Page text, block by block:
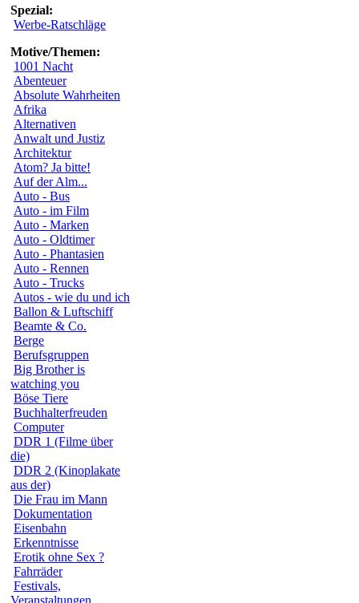
Spezial:
Werbe-Ratschläge
Motive/Themen:
1001 Nacht
Abenteuer
Absolute Wahrheiten
Afrika
Alternativen
Anwalt und Justiz
Architektur
Atom? Ja bitte!
Auf der Alm...
Auto - Bus
Auto - im Film
Auto - Marken
Auto - Oldtimer
Auto - Phantasien
Auto - Rennen
Auto - Trucks
Autos - wie du und ich
Ballon & Luftschiff
Beamte & Co.
Berge
Berufsgruppen
Big Brother is
watching you
Böse Tiere
Buchhalterfreuden
Computer
DDR 1 (Filme über
die)
DDR 2 (Kinoplakate
aus der)
Die Frau im Mann
Dokumentation
Eisenbahn
Erkenntnisse
Erotik ohne Sex ?
Fahrräder
Festivals,
Veranstaltungen